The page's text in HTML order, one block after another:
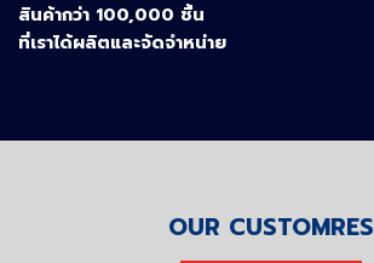
สินค้ากว่า 100,000 ชิ้น
ที่เราได้ผลิตและจัดจำหน่าย
OUR CUSTOMRES